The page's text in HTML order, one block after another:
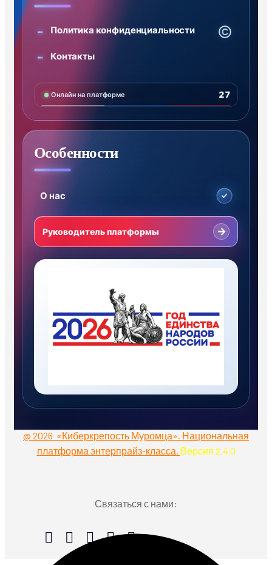
Политика конфиденциальности
Контакты
Онлайн на платформе 27
Особенности
О нас
Руководитель платформы →
@ 2026 «Киберкрепость Муромца». Национальная
платформа энтерпрайз-класса. Версия 2.4.0
Связаться с нами: